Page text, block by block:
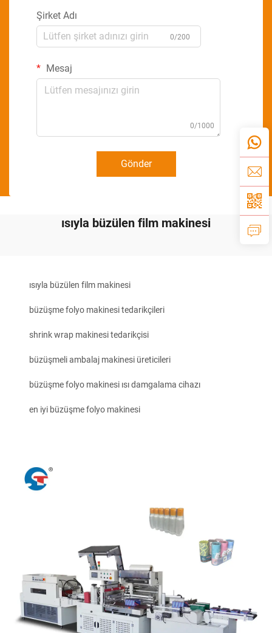
Şirket Adı
0/200
Mesaj
0/1000
Gönder
ısıyla büzülen film makinesi
ısıyla büzülen film makinesi
büzüşme folyo makinesi tedarikçileri
shrink wrap makinesi tedarikçisi
büzüşmeli ambalaj makinesi üreticileri
büzüşme folyo makinesi ısı damgalama cihazı
en iyi büzüşme folyo makinesi